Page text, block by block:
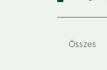
Összes